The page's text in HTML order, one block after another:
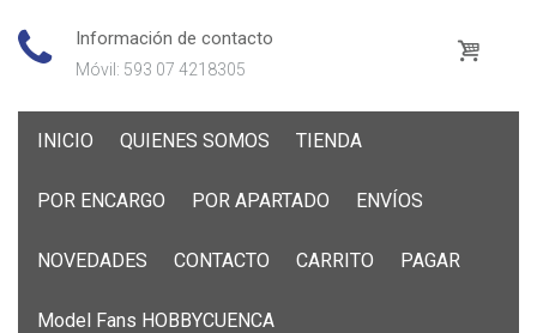
Información de contacto
Móvil: 593 07 4218305
INICIO QUIENES SOMOS TIENDA
POR ENCARGO POR APARTADO ENVÍOS
NOVEDADES CONTACTO CARRITO PAGAR
Model Fans HOBBYCUENCA